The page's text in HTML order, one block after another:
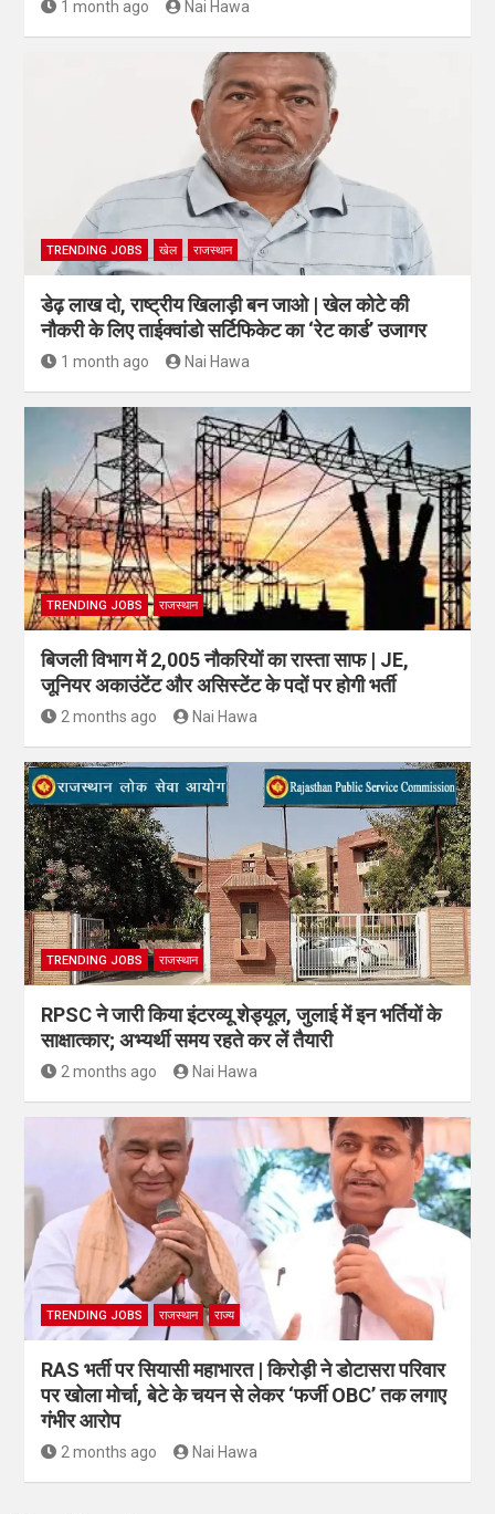
1 month ago Nai Hawa
TRENDING JOBS खेल राजस्थान
डेढ़ लाख दो, राष्ट्रीय खिलाड़ी बन जाओ | खेल कोटे की
नौकरी के लिए ताईक्वांडो सर्टिफिकेट का ‘रेट कार्ड’ उजागर
1 month ago Nai Hawa
TRENDING JOBS राजस्थान
बिजली विभाग में 2,005 नौकरियों का रास्ता साफ | JE,
जूनियर अकाउंटेंट और असिस्टेंट के पदों पर होगी भर्ती
2 months ago Nai Hawa
TRENDING JOBS राजस्थान
RPSC ने जारी किया इंटरव्यू शेड्यूल, जुलाई में इन भर्तियों के
साक्षात्कार; अभ्यर्थी समय रहते कर लें तैयारी
2 months ago Nai Hawa
TRENDING JOBS राजस्थान राज्य
RAS भर्ती पर सियासी महाभारत | किरोड़ी ने डोटासरा परिवार
पर खोला मोर्चा, बेटे के चयन से लेकर ‘फर्जी OBC’ तक लगाए
गंभीर आरोप
2 months ago Nai Hawa